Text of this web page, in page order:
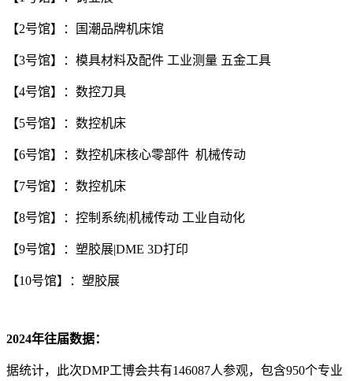
【2号馆】：国潮品牌机床馆
【3号馆】：模具材料及配件 工业测量 五金工具
【4号馆】：数控刀具
【5号馆】：数控机床
【6号馆】：数控机床核心零部件 机械传动
【7号馆】：数控机床
【8号馆】：控制系统|机械传动 工业自动化
【9号馆】：塑胶展|DME 3D打印
【10号馆】：塑胶展
2024年往届数据：
据统计，此次DMP工博会共有146087人参观，包含950个专业